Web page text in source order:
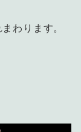
わります。